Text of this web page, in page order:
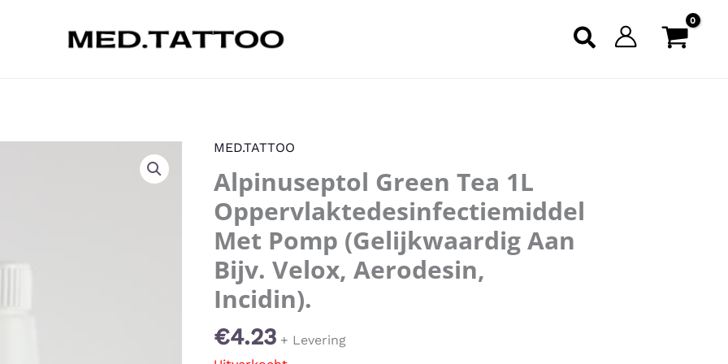
MED.TATTOO
Alpinuseptol Green Tea 1L
Oppervlaktedesinfectiemiddel
Met Pomp (gelijkwaardig Aan
Bijv. Velox, Aerodesin,
Incidin).
€4.23 + Levering